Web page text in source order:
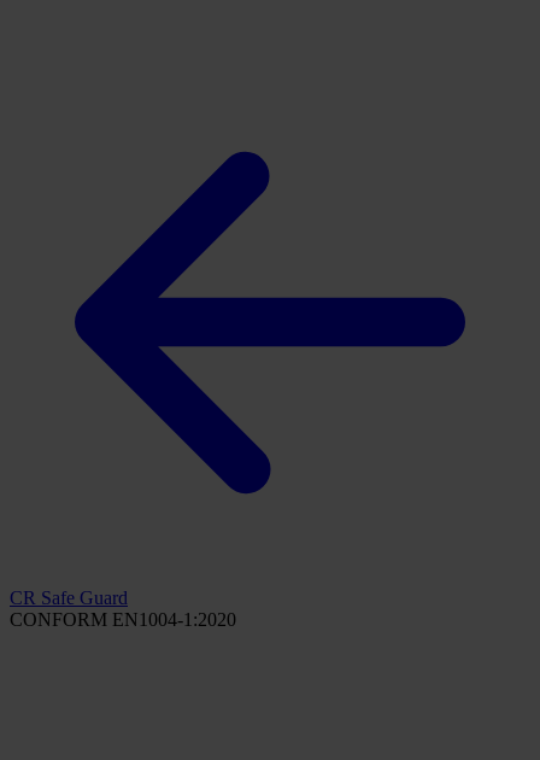
CR Safe Guard
CONFORM EN1004-1:2020